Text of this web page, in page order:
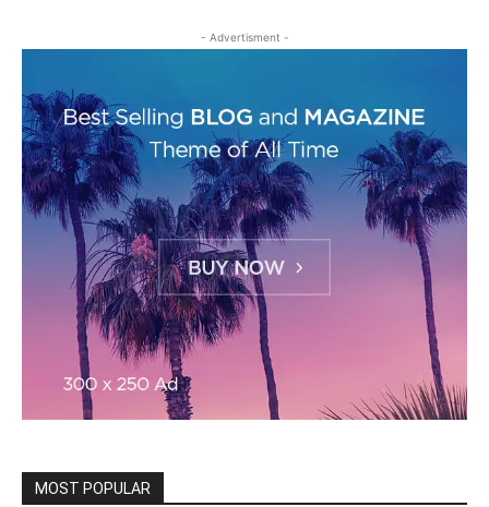
- Advertisment -
MOST POPULAR